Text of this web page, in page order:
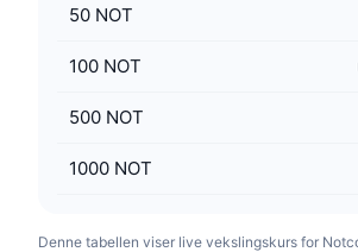
50 NOT
100 NOT
500 NOT
1000 NOT
Denne tabellen viser live vekslingskurs for